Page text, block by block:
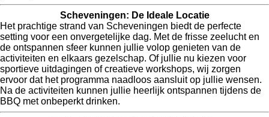
Scheveningen: De Ideale Locatie
Het prachtige strand van Scheveningen biedt de perfecte
setting voor een onvergetelijke dag. Met de frisse zeelucht en
de ontspannen sfeer kunnen jullie volop genieten van de
activiteiten en elkaars gezelschap. Of jullie nu kiezen voor
sportieve uitdagingen of creatieve workshops, wij zorgen
ervoor dat het programma naadloos aansluit op jullie wensen.
Na de activiteiten kunnen jullie heerlijk ontspannen tijdens de
BBQ met onbeperkt drinken.